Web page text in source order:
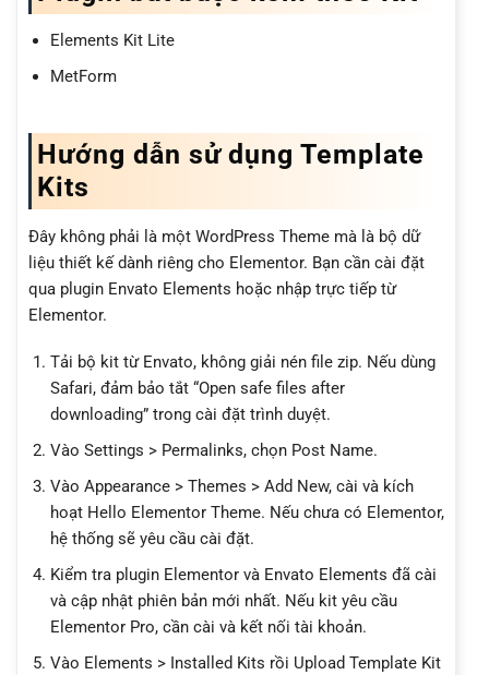
Elements Kit Lite
MetForm
Hướng dẫn sử dụng Template
Kits
Đây không phải là một WordPress Theme mà là bộ dữ
liệu thiết kế dành riêng cho Elementor. Bạn cần cài đặt
qua plugin Envato Elements hoặc nhập trực tiếp từ
Elementor.
Tải bộ kit từ Envato, không giải nén file zip. Nếu dùng
Safari, đảm bảo tắt “Open safe files after
downloading” trong cài đặt trình duyệt.
Vào Settings > Permalinks, chọn Post Name.
Vào Appearance > Themes > Add New, cài và kích
hoạt Hello Elementor Theme. Nếu chưa có Elementor,
hệ thống sẽ yêu cầu cài đặt.
Kiểm tra plugin Elementor và Envato Elements đã cài
và cập nhật phiên bản mới nhất. Nếu kit yêu cầu
Elementor Pro, cần cài và kết nối tài khoản.
Vào Elements > Installed Kits rồi Upload Template Kit